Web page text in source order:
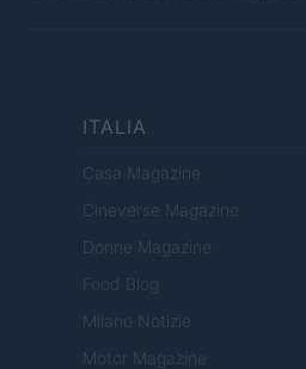
ITALIA
Casa Magazine
Cineverse Magazine
Donne Magazine
Food Blog
Milano Notizie
Motor Magazine